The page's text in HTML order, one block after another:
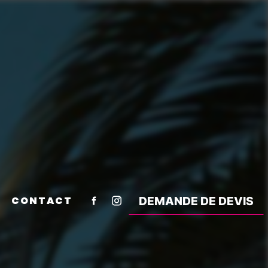
CONTACT DEMANDE DE DEVIS